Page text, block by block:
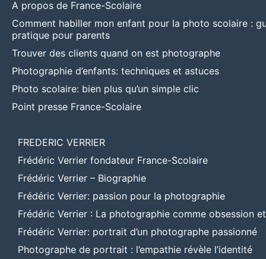
A propos de France-Scolaire
Comment habiller mon enfant pour la photo scolaire :
pratique pour parents
Trouver des clients quand on est photographe
Photographie d’enfants: techniques et astuces
Photo scolaire: bien plus qu’un simple clic
Point presse France-Scolaire
FREDERIC VERRIER
Frédéric Verrier fondateur France-Scolaire
Frédéric Verrier – Biographie
Frédéric Verrier: passion pour la photographie
Frédéric Verrier : La photographie comme obsession
Frédéric Verrier: portrait d’un photographe passionné
Photographe de portrait : l’empathie révèle l’identité